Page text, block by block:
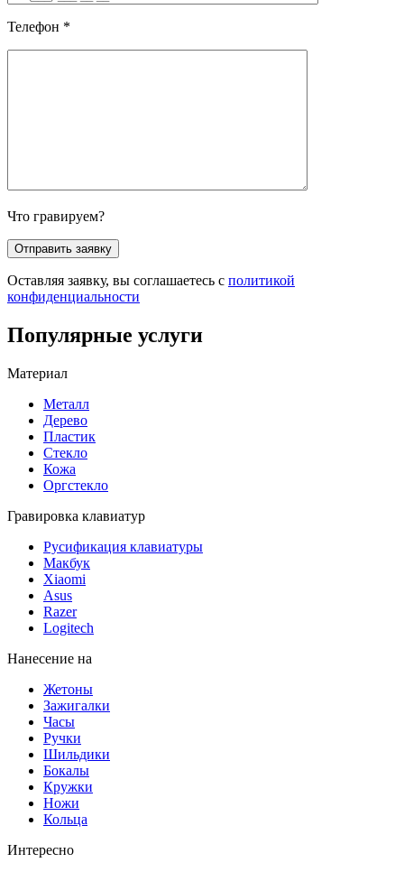
Телефон *
Что гравируем?
Оставляя заявку, вы соглашаетесь с политикой
конфиденциальности
Популярные услуги
Материал
Металл
Дерево
Пластик
Стекло
Кожа
Оргстекло
Гравировка клавиатур
Русификация клавиатуры
Макбук
Xiaomi
Asus
Razer
Logitech
Нанесение на
Жетоны
Зажигалки
Часы
Ручки
Шильдики
Бокалы
Кружки
Ножи
Кольца
Интересно